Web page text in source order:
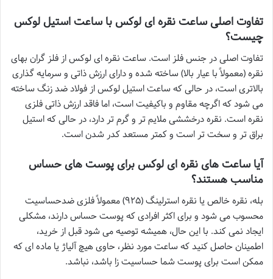
تفاوت اصلی ساعت نقره ای لوکس با ساعت استیل لوکس
چیست؟
تفاوت اصلی در جنس فلز است. ساعت نقره ای لوکس از فلز گران بهای
نقره (معمولاً با عیار بالا) ساخته شده و دارای ارزش ذاتی و سرمایه گذاری
بالاتری است، در حالی که ساعت استیل لوکس از فولاد ضد زنگ ساخته
می شود که اگرچه مقاوم و باکیفیت است، اما فاقد ارزش ذاتی فلزی
نقره است. نقره درخششی ملایم تر و گرم تر دارد، در حالی که استیل
براق تر و سخت تر است و کمتر مستعد کدر شدن است.
آیا ساعت های نقره ای لوکس برای پوست های حساس
مناسب هستند؟
بله، نقره خالص یا نقره استرلینگ (۹۲۵) معمولاً فلزی ضدحساسیت
محسوب می شود و برای اکثر افرادی که پوست حساس دارند، مشکلی
ایجاد نمی کند. با این حال، همیشه توصیه می شود قبل از خرید،
اطمینان حاصل کنید که ساعت مورد نظر، حاوی هیچ آلیاژ یا ماده ای که
ممکن است برای پوست شما حساسیت زا باشد، نباشد.